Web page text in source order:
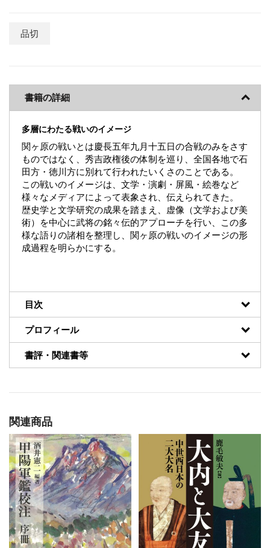
品切
書籍の詳細
多層にわたる戦いのイメージ
関ヶ原の戦いとは慶長五年九月十五日の合戦のみをさす
ものではなく、秀吉政権後の体制を巡り、全国各地で石
田方・徳川方に別れて行われたいくさのことである。
この戦いのイメージは、文学・演劇・屏風・絵巻など
様々なメディアによって表象され、伝えられてきた。
歴史学と文学研究の成果を踏まえ、虚像（文学および美
術）を中心に武将の銘々伝的アプローチを行い、この多
様な語りの諸相を整理し、関ヶ原の戦いのイメージの形
成過程を明らかにする。
目次
プロフィール
書評・関連書等
関連商品